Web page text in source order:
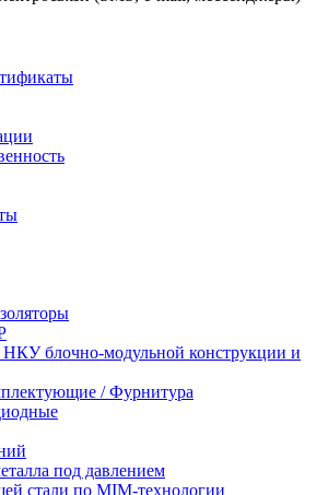
блочно-модульной конструкции и
/ Фурнитура
под давлением
стали по MIM-технологии